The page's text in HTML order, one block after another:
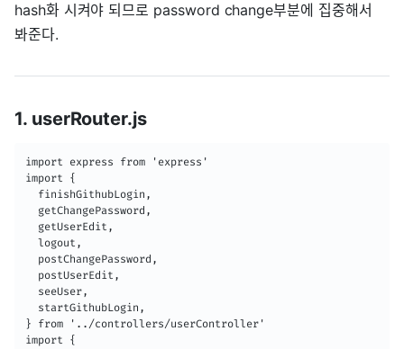
hash화 시켜야 되므로 password change부분에 집중해서
봐준다.
1. userRouter.js
import express from 'express'
import {
  finishGithubLogin,
  getChangePassword,
  getUserEdit,
  logout,
  postChangePassword,
  postUserEdit,
  seeUser,
  startGithubLogin,
} from '../controllers/userController'
import {